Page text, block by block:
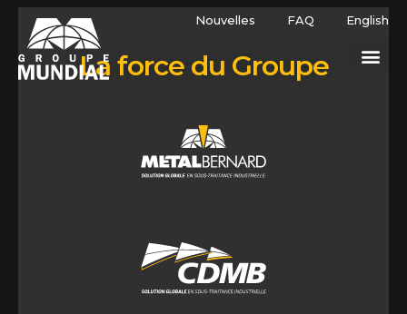
Nouvelles FAQ English
La force du Groupe
12, rue Napoléon-Couture Saint-Lambert-de-Lauzon
(Québec) Canada G0S 2W0
Tel: 418 889-0502
estimations@metalbernard.com
111, rue Léon-Vachon Saint-Lambert-de-Lauzon (Québec)
Canada G0S 2W0
Tel: 418 889-0502
estimations@metalbernard.com